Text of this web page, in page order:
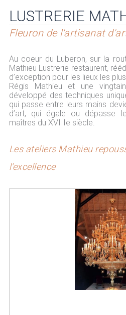
LUSTRERIE
Fleuron de l'artisanat
Au coeur du Luberon, sur la
Mathieu Lustrerie restaurent,
d’exception pour les lieux les
Régis Mathieu et une
développé des techniques
qui passe entre leurs mains
d’art, qui égale ou dépasse
maîtres du XVIIIe siècle.
Les ateliers Mathieu
l'excellence